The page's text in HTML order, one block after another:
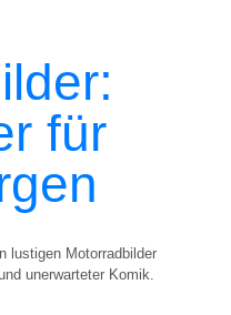
für
lustigen Motorradbilder
unerwarteter Komik.